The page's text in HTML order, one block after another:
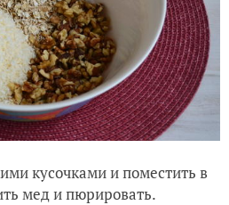
кусочками и поместить в
мед и пюрировать.